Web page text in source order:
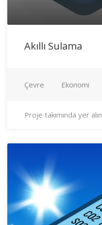
Akıllı Sulama
Çevre Ekonomi
Proje takımında yer alın